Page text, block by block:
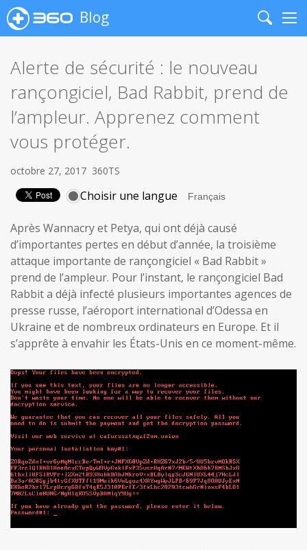
Blog
Search
Alerte de sécurité : le nouveau
rançongiciel, Bad Rabbit, prend de
l’ampleur. Apprenez comment
vous protéger.
octobre 27, 2017 360TS
Choisir une langue
Après Wannacry et Petya, qui ont déjà causé
d’importantes pertes en début d’année, la troisième
attaque importante de rançongiciel « Bad Rabbit »
prend de l’ampleur. Pour l’instant, le rançongiciel Bad
Rabbit a déjà infecté plusieurs importantes agences de
presse russe, l’aéroport international d’Odessa en
Ukraine et de nombreux ordinateurs en Europe. Et il
s’apprête à envahir les États-Unis en ce moment-même.